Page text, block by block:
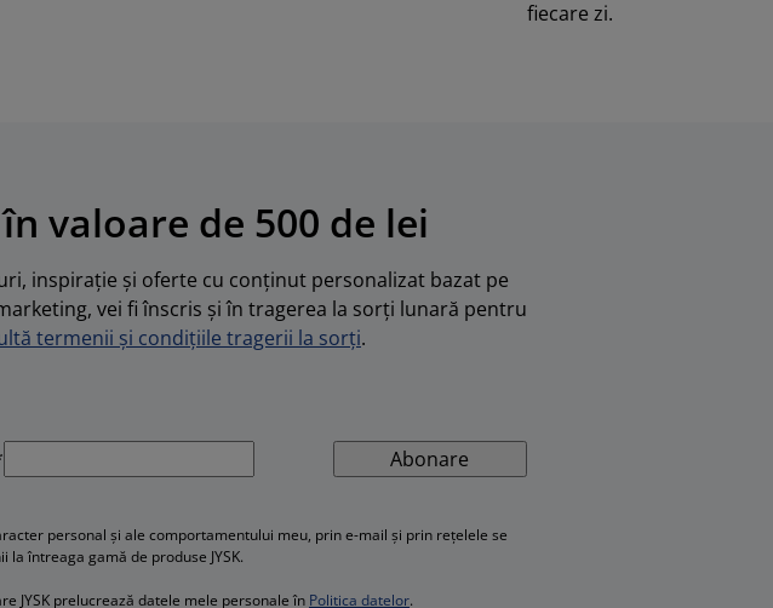
fiecare zi.
valoare de 500 de lei
inspirație și oferte cu conținut personalizat bazat pe
vei fi înscris și în tragerea la sorți lunară pentru
termenii și condițiile tragerii la sorți.
Abonare
personal și ale comportamentului meu, prin e-mail și prin rețelele se
întreaga gamă de produse JYSK.
JYSK prelucrează datele mele personale în Politica datelor.